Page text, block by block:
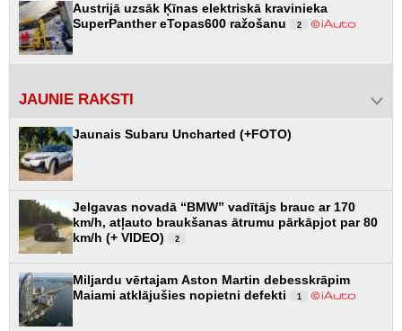
Austrijā uzsāk Ķīnas elektriskā kravinieka
SuperPanther eTopas600 ražošanu
2
JAUNIE RAKSTI
Jaunais Subaru Uncharted (+FOTO)
Jelgavas novadā “BMW” vadītājs brauc ar 170
km/h, atļauto braukšanas ātrumu pārkāpjot par 80
km/h (+ VIDEO)
2
Miljardu vērtajam Aston Martin debesskrāpim
Maiami atklājušies nopietni defekti
1